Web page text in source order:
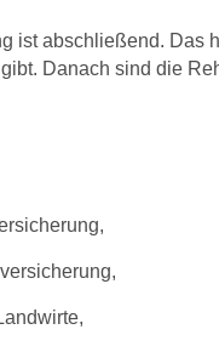
ist abschließend. Das
Danach sind die